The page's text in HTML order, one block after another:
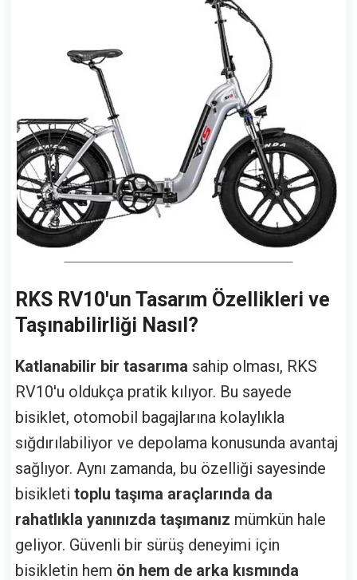
RKS RV10'un Tasarım Özellikleri ve
Taşınabilirliği Nasıl?
Katlanabilir bir tasarıma sahip olması, RKS
RV10'u oldukça pratik kılıyor. Bu sayede
bisiklet, otomobil bagajlarına kolaylıkla
sığdırılabiliyor ve depolama konusunda avantaj
sağlıyor. Aynı zamanda, bu özelliği sayesinde
bisikleti toplu taşıma araçlarında da
rahatlıkla yanınızda taşımanız mümkün hale
geliyor. Güvenli bir sürüş deneyimi için
bisikletin hem ön hem de arka kısmında